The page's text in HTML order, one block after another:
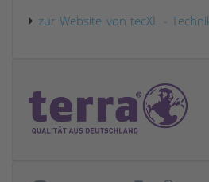
zur Website von tecXL -